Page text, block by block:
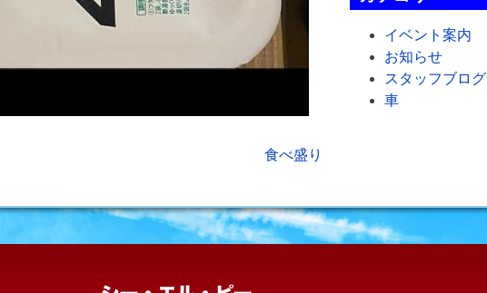
食べ盛り
イベント案内
お知らせ
スタッフブログ
車